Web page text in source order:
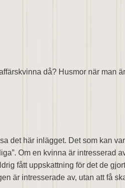
då? Husmor när
det här inlägget. Det som kan
Om en kvinna är
fått uppskattning för det de
är intresserade av, utan att få